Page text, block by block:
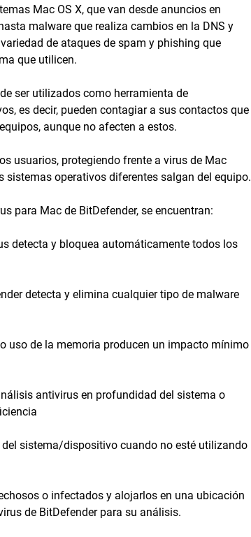
Mac OS X, que van desde anuncios en
malware que realiza cambios en la DNS y
de ataques de spam y phishing que
que utilicen.
ser utilizados como herramienta de
es decir, pueden contagiar a sus contactos que
aunque no afecten a estos.
usuarios, protegiendo frente a virus de Mac
operativos diferentes salgan del equipo.
para Mac de BitDefender, se encuentran:
detecta y bloquea automáticamente todos los
detecta y elimina cualquier tipo de malware
uso de la memoria producen un impacto mínimo
antivirus en profundidad del sistema o
sistema/dispositivo cuando no esté utilizando
o infectados y alojarlos en una ubicación
de BitDefender para su análisis.